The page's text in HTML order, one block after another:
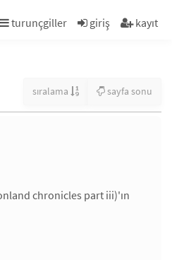
turunçgiller giriş kayıt
sıralama sayfa sonu
chronicles part iii)'ın